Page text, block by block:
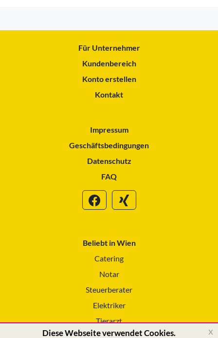
Für Unternehmer
Kundenbereich
Konto erstellen
Kontakt
Impressum
Geschäftsbedingungen
Datenschutz
FAQ
Beliebt in Wien
Catering
Notar
Steuerberater
Elektriker
Tierarzt
Diese Webseite verwendet Cookies. x